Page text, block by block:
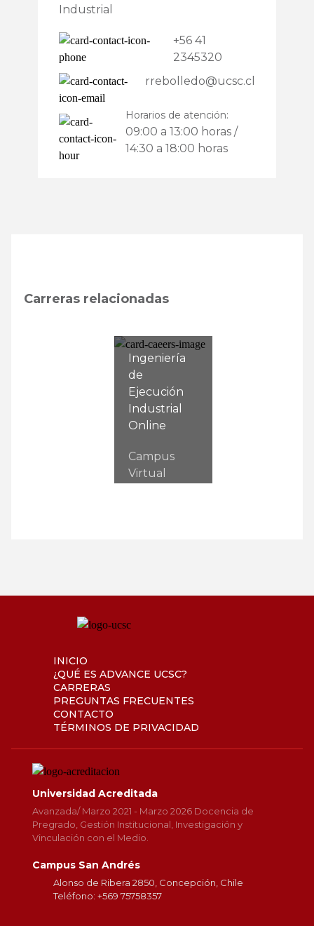
Industrial
+56 41
2345320
rrebolledo@ucsc.cl
Horarios de atención:
09:00 a 13:00 horas /
14:30 a 18:00 horas
Carreras relacionadas
Ingeniería
de
Ejecución
Industrial
Online
Campus
Virtual
INICIO
¿QUÉ ES ADVANCE UCSC?
CARRERAS
PREGUNTAS FRECUENTES
CONTACTO
TÉRMINOS DE PRIVACIDAD
Universidad Acreditada
Avanzada/ Marzo 2021 - Marzo 2026 Docencia de
Pregrado, Gestión Institucional, Investigación y
Vinculación con el Medio.
Campus San Andrés
Alonso de Ribera 2850, Concepción, Chile
Teléfono: +569 75758357